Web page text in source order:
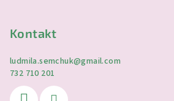
Kontakt
ludmila.semchuk@gmail.com
732 710 201